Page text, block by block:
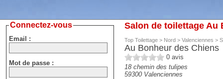
Salon de toilettage Au
Top Toilettage > Nord > Valenciennes >
Au Bonheur des Chiens
0 avis
18 chemin des tulipes
59300 Valenciennes
Connectez-vous
Email :
Mot de passe :